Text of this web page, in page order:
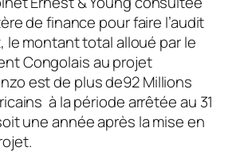
de finance pour faire l’audit
le montant total alloué par le
Congolais au projet
est de plus de92 Millions
à la période arrêtée au 31
une année après la mise en